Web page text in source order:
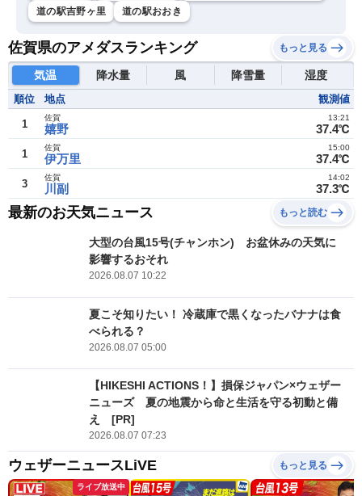
道の駅吉野ヶ里
道の駅おおき
佐賀県のアメダスランキング もっと見る
気温 降水量 風 降雪量 湿度
順位 地点 観測値
1 嬉野
佐賀
37.4℃
13:21
1 伊万里
佐賀
37.4℃
15:00
3 川副
佐賀
37.3℃
14:02
最新のお天気ニュース もっと読む
大型の台風15号(チャンホン) お盆休みの天気に
影響するおそれ
2026.08.07 10:22
夏こそ知りたい！ 冷蔵庫で黒くなったバナナは食
べられる？
2026.08.07 05:00
【HIKESHI ACTIONS！】損保ジャパン×ウェザー
ニューズ 夏の地震から命と生活を守る初動と備
え [PR]
2026.08.07 07:23
ウェザーニュースLiVE もっと見る
ライブ放送中